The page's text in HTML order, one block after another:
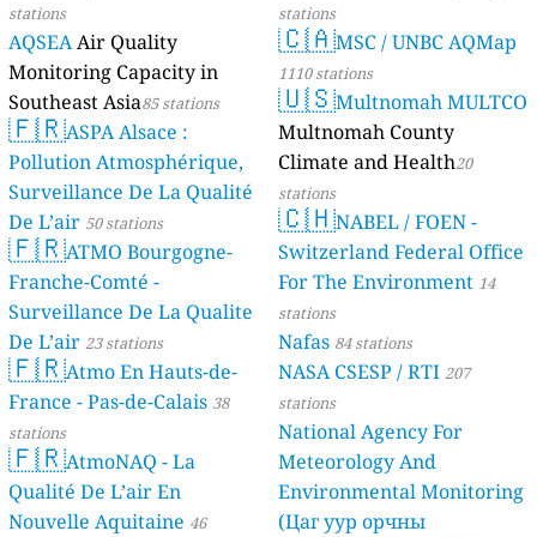
stations
AQSEAAir Quality
Monitoring Capacity in
Southeast Asia85 stations
🇫🇷ASPA Alsace :
Pollution Atmosphérique,
Surveillance De La Qualité
De L’air 50 stations
🇫🇷ATMO Bourgogne-
Franche-Comté -
Surveillance De La Qualite
De L’air 23 stations
🇫🇷Atmo En Hauts-de-
France - Pas-de-Calais 38
stations
🇫🇷AtmoNAQ - La
Qualité De L’air En
Nouvelle Aquitaine 46
stations
🇨🇦MSC / UNBC AQMap
1110 stations
🇺🇸Multnomah MULTCO
Multnomah County
Climate and Health20
stations
🇨🇭NABEL / FOEN -
Switzerland Federal Office
For The Environment 14
stations
Nafas 84 stations
NASA CSESP / RTI 207
stations
National Agency For
Meteorology And
Environmental Monitoring
(Цаг уур орчны